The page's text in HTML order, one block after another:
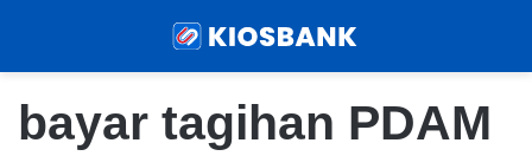
bayar tagihan PDAM